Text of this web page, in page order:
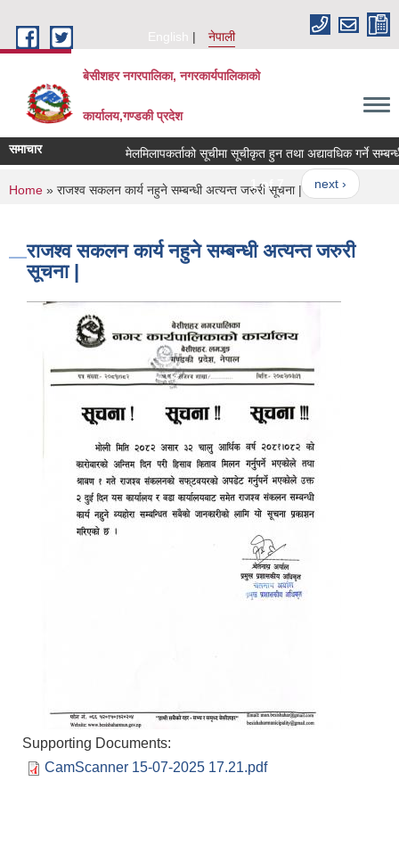
English
नेपाली
बेसीशहर नगरपालिका, नगरकार्यपालिकाको
कार्यालय,गण्डकी प्रदेश
समाचार मेलमिलापकर्ताको सूचीमा सूचीकृत हुन तथा अद्यावधिक गर्ने सम्बन्धी
1 of 7 next ›
You are here
Home » राजश्व सकलन कार्य नहुने सम्बन्धी अत्यन्त जरुरी सूचना |
राजश्व सकलन कार्य नहुने सम्बन्धी अत्यन्त जरुरी
सूचना |
Supporting Documents:
CamScanner 15-07-2025 17.21.pdf